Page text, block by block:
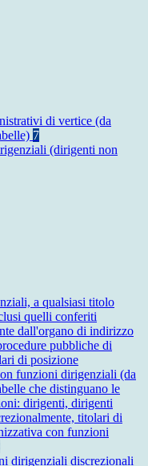
di vertice (da
7
(dirigenti non
a qualsiasi titolo
quelli conferiti
dall'organo di indirizzo
pubbliche di
di posizione
funzioni dirigenziali (da
che distinguano le
dirigenti, dirigenti
titolari di
con funzioni
dirigenziali discrezionali